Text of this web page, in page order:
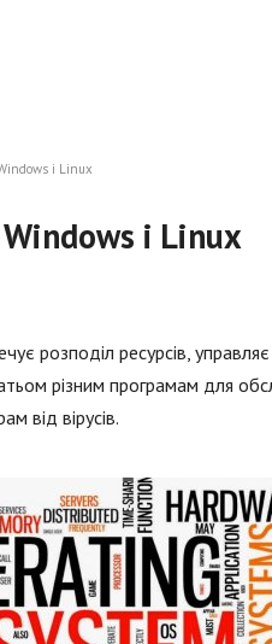
і Linux
і Linux
розподіл ресурсів,
різним програмам для
від вірусів.